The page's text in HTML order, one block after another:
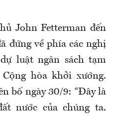
John Fetterman đến
đứng về phía các nghị
luật ngân sách tạm
hòa khởi xướng.
bố ngày 30/9: “Đây là
nước của chúng ta.